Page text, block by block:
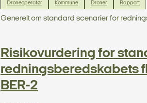
Droneoperatør Kommune Droner Rapport
Generelt om standard scenarier for
Risikovurdering for
redningsberedskabets
BER-2